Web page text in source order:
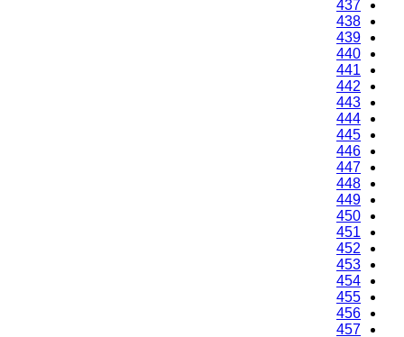
437
438
439
440
441
442
443
444
445
446
447
448
449
450
451
452
453
454
455
456
457